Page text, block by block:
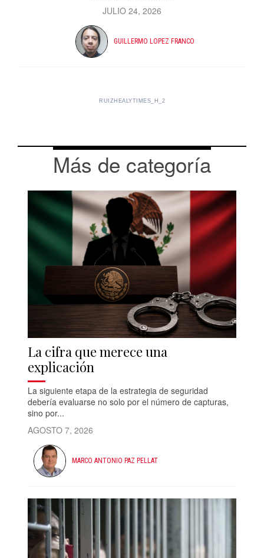
JULIO 24, 2026
GUILLERMO LOPEZ FRANCO
RUIZHEALYTIMES_H_2
Más de categoría
La cifra que merece una
explicación
La siguiente etapa de la estrategia de seguridad
debería evaluarse no solo por el número de capturas,
sino por...
AGOSTO 7, 2026
MARCO ANTONIO PAZ PELLAT